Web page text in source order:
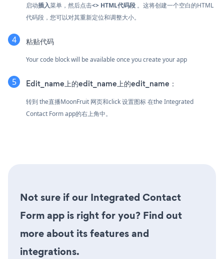
启动插入菜单，然后点击<> HTML代码段 。这将创建一个空白的HTML
代码段，您可以对其重新定位和调整大小。
粘贴代码
Your code block will be available once you create your app
Edit_name上的edit_name上的edit_name：
转到 the直播MoonFruit 网页和click 设置图标在the Integrated
Contact Form app的右上角中。
Not sure if our Integrated Contact
Form app is right for you? Find out
more about its features and
integrations.